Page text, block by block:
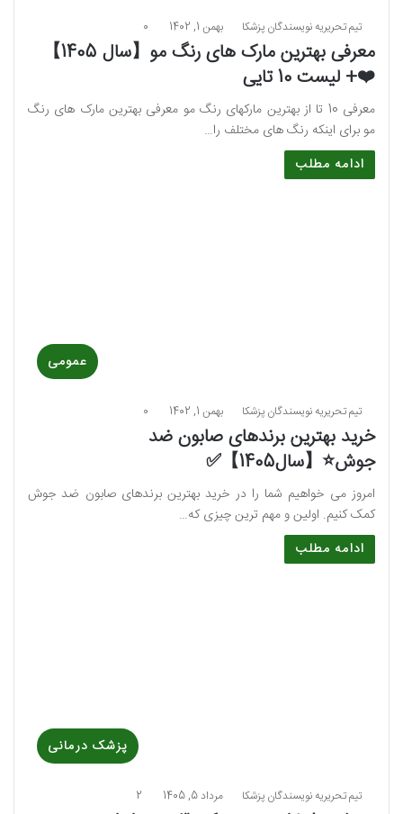
تیم تحریریه نویسندگان پزشکا بهمن 1, 1402 0
معرفی بهترین مارک های رنگ مو【سال 1405】
❤️+ لیست 10 تایی
معرفی 10 تا از بهترین مارکهای رنگ مو معرفی بهترین مارک های رنگ
مو برای اینکه رنگ های مختلف را…
ادامه مطلب
عمومی
تیم تحریریه نویسندگان پزشکا بهمن 1, 1402 0
خرید بهترین برندهای صابون ضد
جوش⭐【سال1405】✅
امروز می خواهیم شما را در خرید بهترین برندهای صابون ضد جوش
کمک کنیم. اولین و مهم ترین چیزی که…
ادامه مطلب
پزشک درمانی
تیم تحریریه نویسندگان پزشکا مرداد 5, 1405 2